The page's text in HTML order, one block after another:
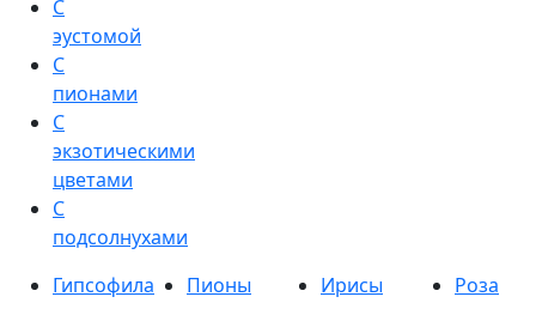
С
эустомой
С
пионами
С
экзотическими
цветами
С
подсолнухами
Гипсофила Пионы Ирисы
Роза